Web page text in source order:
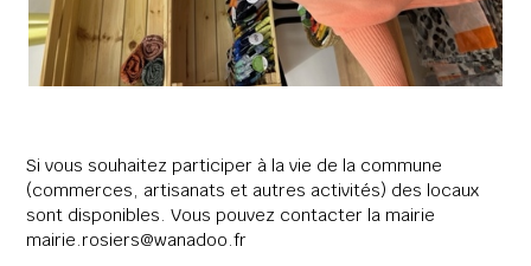
Si vous souhaitez participer à la vie de la commune
(commerces, artisanats et autres activités) des locaux
sont disponibles. Vous pouvez contacter la mairie
mairie.rosiers@wanadoo.fr